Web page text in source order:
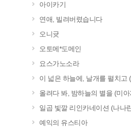
아이카기
연애, 빌려버렸습니다
오니귯
오토메*도메인
요스가노소라
이 넓은 하늘에, 날개를 펼치고
올려다 봐, 밤하늘의 별을 (미아
일곱 빛깔 리인카네이션 (나나
예익의 유스티아